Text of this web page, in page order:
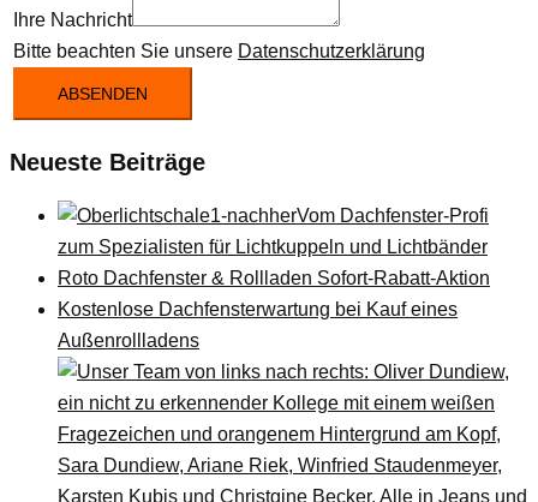
Ihre Nachricht
Bitte beachten Sie unsere Datenschutzerklärung
ABSENDEN
Neueste Beiträge
Vom Dachfenster-Profi
zum Spezialisten für Lichtkuppeln und Lichtbänder
Roto Dachfenster & Rollladen Sofort-Rabatt-Aktion
Kostenlose Dachfensterwartung bei Kauf eines
Außenrollladens